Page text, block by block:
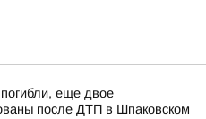
еще двое
после ДТП в Шпаковском